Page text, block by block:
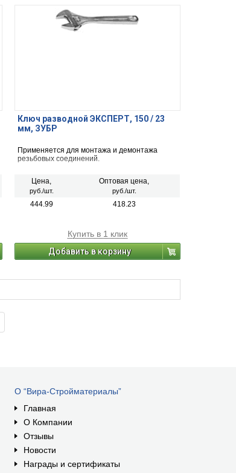
Ключ разводной ЭКСПЕРТ, 150 / 23
мм, ЗУБР
Применяется для монтажа и демонтажа
резьбовых соединений.
Цена,
руб./шт.
Оптовая цена,
руб./шт.
444.99 418.23
Купить в 1 клик
Добавить в корзину
О “Вира-Стройматериалы”
Главная
О Компании
Отзывы
Новости
Награды и сертификаты